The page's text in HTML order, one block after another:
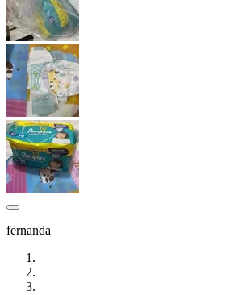
fernanda